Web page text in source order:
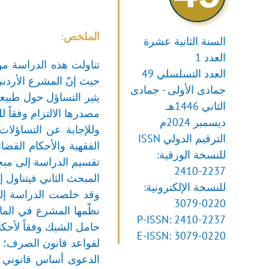
الملخص:
تناولت هذه الدراسة
يثير التساؤل حول
مصدرها الالتزام وفقاً
وللإجابة عن
الفقهية والأحكام
تقسيم الدراسة إلى
المبحث الثاني
وقد خلصت الدراسة
حامل الشيك وفقاً
لقواعد قانون
الدعوى أساس قانوني
السنة الثانية عشرة
العدد 1
العدد التسلسلي 49
جمادى الأولى - جمادى
الثاني 1446هـ
ديسمبر 2024م
الترقيم الدولي ISSN
للنسخة الورقية:
2410-2237
للنسخة الإلكترونية:
3079-0220
P-ISSN: 2410-2237
E-ISSN: 3079-0220